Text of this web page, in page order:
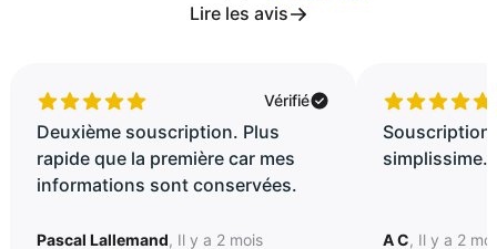
Lire les avis
Vérifié
Deuxième souscription. Plus
rapide que la première car mes
informations sont conservées.
Pascal Lallemand, Il y a 2 mois
Souscription
A C, Il y a 2